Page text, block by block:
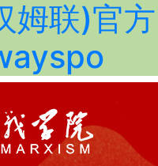
姆联)官方